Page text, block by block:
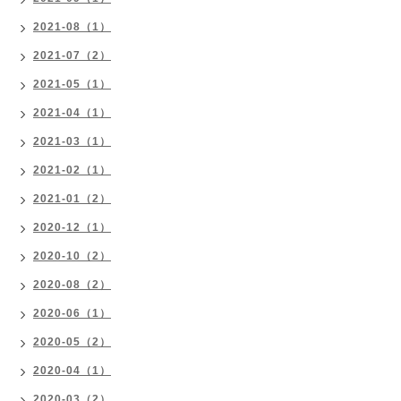
2021-08（1）
2021-07（2）
2021-05（1）
2021-04（1）
2021-03（1）
2021-02（1）
2021-01（2）
2020-12（1）
2020-10（2）
2020-08（2）
2020-06（1）
2020-05（2）
2020-04（1）